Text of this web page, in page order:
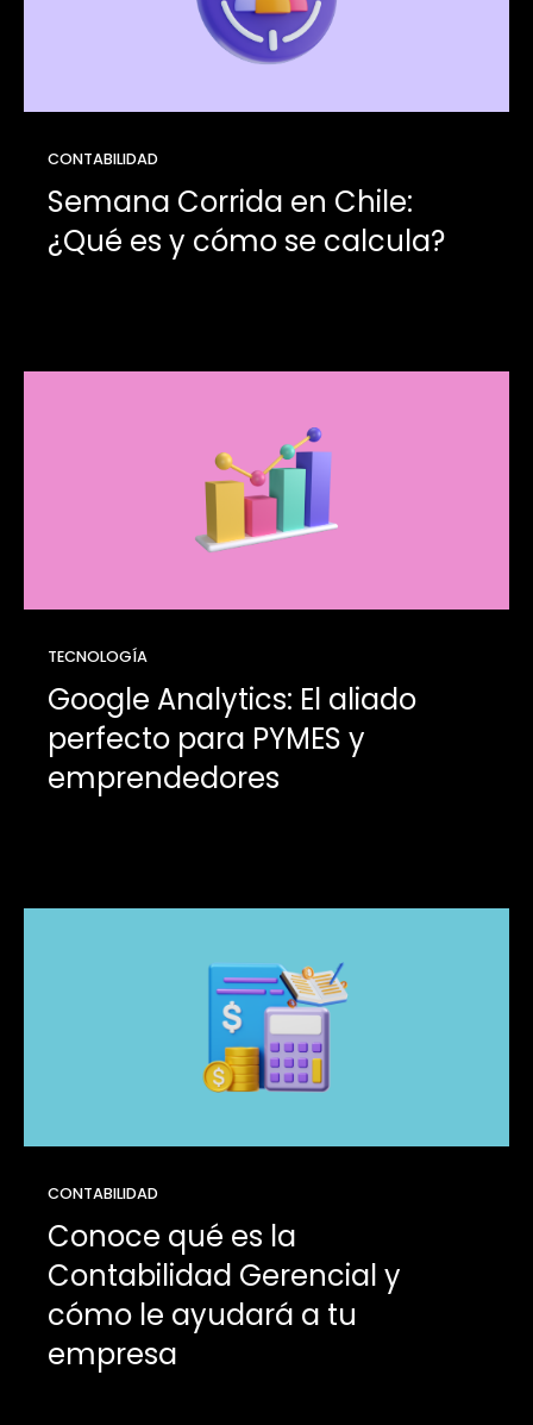
CONTABILIDAD
Semana Corrida en Chile:
¿Qué es y cómo se calcula?
TECNOLOGÍA
Google Analytics: El aliado
perfecto para PYMES y
emprendedores
CONTABILIDAD
Conoce qué es la
Contabilidad Gerencial y
cómo le ayudará a tu
empresa